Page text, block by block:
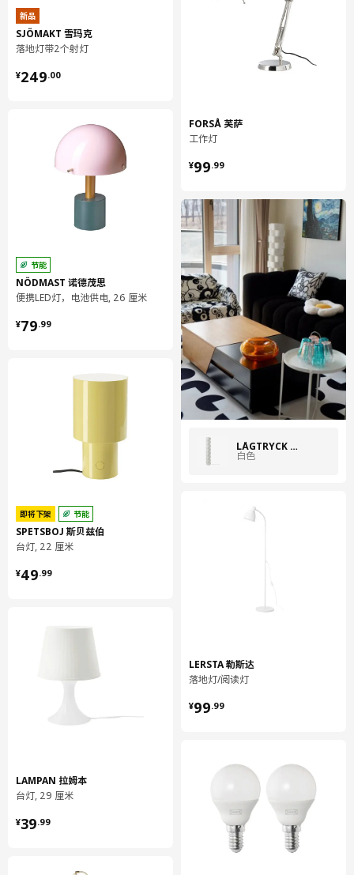
灯泡须另购。宜家建议使用LED球形灯泡E27，乳白色。
可能需要进行特殊的废物处理。 请联系当地政府了解更多信息。
设计师
商品尺寸和包装信息
商品尺寸
150 厘米
34 厘米
灯罩直径
30 厘米
线长
100 厘米
包装数量
7 厘米
36 厘米
1.12 公斤
1.23 公斤
保养说明和环境和材料
保养说明
必要的话，用软布蘸水和中性洗涤剂或皂液擦拭干净。
货号
304.378.06 BARLAST 巴勒思 落地灯
设计师理念
新品
SJÖMAKT 雪玛克
落地灯带2个射灯
¥249.00
¥ 249.00
节能
NÖDMAST 诺德茂思
便携LED灯，电池供电, 26 厘米
¥79.99
¥ 79.99
即将下架 节能
SPETSBOJ 斯贝兹伯
台灯, 22 厘米
¥49.99
¥ 49.99
LAMPAN 拉姆本
台灯, 29 厘米
¥39.99
¥ 39.99
FORSÅ 芙萨
工作灯
¥99.99
¥ 99.99
LÅGTRYCK 罗格特瑞
白色
LERSTA 勒斯达
落地灯/阅读灯
¥99.99
¥ 99.99